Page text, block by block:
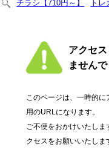
チラシ【710円～】 トレ
アクセ
ません
このページは、一時的
用のURLになります。
ご不便をおかけいたし
クセスをお願いいたしま